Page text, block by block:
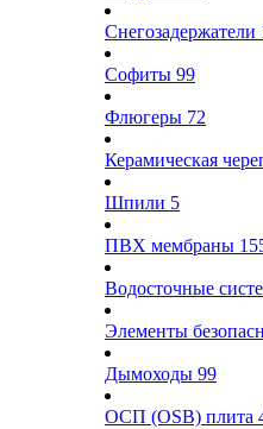
Снегозадержатели
Софиты 99
Флюгеры 72
Керамическая
Шпили 5
ПВХ мембраны
Водосточные
Элементы
Дымоходы 99
ОСП (OSB) плита